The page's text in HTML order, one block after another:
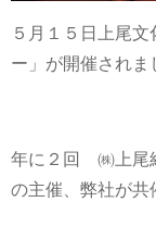
５月１５日上尾
ー」が開催されま
年に２回 ㈱上尾
の主催、弊社が共